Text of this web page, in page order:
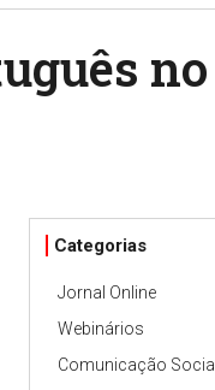
no
Categorias
Jornal Online
Webinários
Comunicação Social